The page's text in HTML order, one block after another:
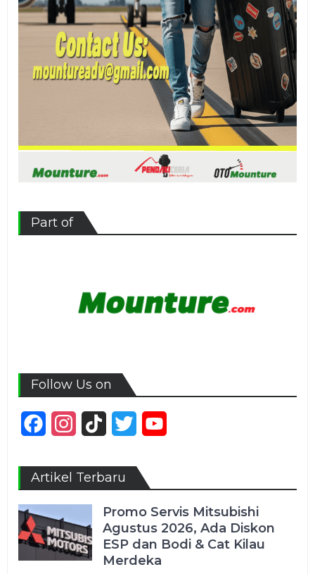
Part of
Follow Us on
FacebookInstagram
TikTok Twitter
Artikel Terbaru
Promo Servis Mitsubishi
Agustus 2026, Ada Diskon
ESP dan Bodi & Cat Kilau
Merdeka